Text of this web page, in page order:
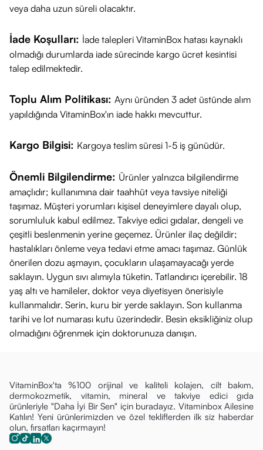
veya daha uzun süreli olacaktır.
İade Koşulları: İade talepleri VitaminBox hatası kaynaklı
olmadığı durumlarda iade sürecinde kargo ücret kesintisi
talep edilmektedir.
Toplu Alım Politikası: Aynı üründen 3 adet üstünde alım
yapıldığında VitaminBox'ın iade hakkı mevcuttur.
Kargo Bilgisi: Kargoya teslim süresi 1-5 iş günüdür.
Önemli Bilgilendirme: Ürünler yalnızca bilgilendirme
amaçlıdır; kullanımına dair taahhüt veya tavsiye niteliği
taşımaz. Müşteri yorumları kişisel deneyimlere dayalı olup,
sorumluluk kabul edilmez. Takviye edici gıdalar, dengeli ve
çeşitli beslenmenin yerine geçemez. Ürünler ilaç değildir;
hastalıkları önleme veya tedavi etme amacı taşımaz. Günlük
önerilen dozu aşmayın, çocukların ulaşamayacağı yerde
saklayın. Uygun sıvı alımıyla tüketin. Tatlandırıcı içerebilir. 18
yaş altı ve hamileler, doktor veya diyetisyen önerisiyle
kullanmalıdır. Serin, kuru bir yerde saklayın. Son kullanma
tarihi ve lot numarası kutu üzerindedir. Besin eksikliğiniz olup
olmadığını öğrenmek için doktorunuza danışın.
VitaminBox'ta %100 orijinal ve kaliteli kolajen, cilt bakım,
dermokozmetik, vitamin, mineral ve takviye edici gıda
ürünleriyle "Daha İyi Bir Sen" için buradayız. Vitaminbox Ailesine
Katılın! Yeni ürünlerimizden ve özel tekliflerden ilk siz haberdar
olun, fırsatları kaçırmayın!